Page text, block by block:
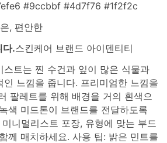
#9ccbbf #4d7f76 #1f2f2c
, 편안한
다.스킨케어 브랜드 아이덴티티
스트는 찐 수건과 잎이 많은 식물과
인 느낌을 줍니다. 프리미엄한 느낌을
팔레트를 위해 배경을 거의 흰색으
색 미드톤이 브랜드를 전달하도록
니멀리스트 포장, 유형에 맞는 부드
께 매치하세요. 사용 팁: 밝은 민트를